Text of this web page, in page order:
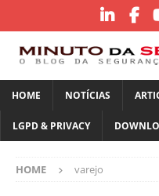
HOME NOTÍCIAS
LGPD & PRIVACY
HOME varejo